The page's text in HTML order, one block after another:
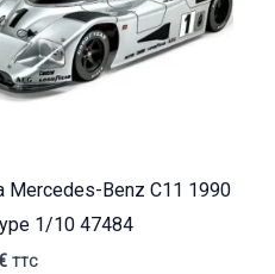
Mercedes-Benz C11 1990
1/10 47484
TTC